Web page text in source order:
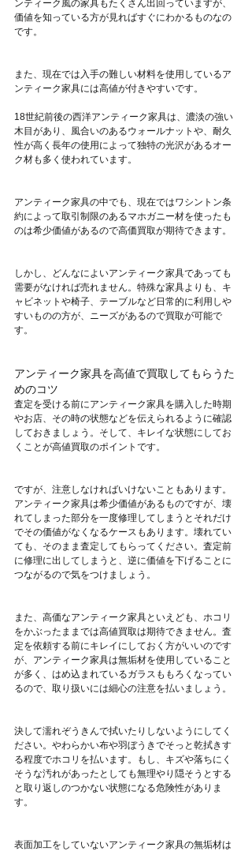
ンティーク風の家具もたくさん出回っていますが、
価値を知っている方が見ればすぐにわかるものなの
です。
また、現在では入手の難しい材料を使用しているア
ンティーク家具には高値が付きやすいです。
18世紀前後の西洋アンティーク家具は、濃淡の強い
木目があり、風合いのあるウォールナットや、耐久
性が高く長年の使用によって独特の光沢があるオー
ク材も多く使われています。
アンティーク家具の中でも、現在ではワシントン条
約によって取引制限のあるマホガニー材を使ったも
のは希少価値があるので高価買取が期待できます。
しかし、どんなによいアンティーク家具であっても
需要がなければ売れません。特殊な家具よりも、キ
ャビネットや椅子、テーブルなど日常的に利用しや
すいものの方が、ニーズがあるので買取が可能で
す。
アンティーク家具を高値で買取してもらうた
めのコツ
査定を受ける前にアンティーク家具を購入した時期
やお店、その時の状態などを伝えられるように確認
しておきましょう。そして、キレイな状態にしてお
くことが高値買取のポイントです。
ですが、注意しなければいけないこともあります。
アンティーク家具は希少価値があるものですが、壊
れてしまった部分を一度修理してしまうとそれだけ
でその価値がなくなるケースもあります。壊れてい
ても、そのまま査定してもらってください。査定前
に修理に出してしまうと、逆に価値を下げることに
つながるので気をつけましょう。
また、高価なアンティーク家具といえども、ホコリ
をかぶったままでは高値買取は期待できません。査
定を依頼する前にキレイにしておく方がいいのです
が、アンティーク家具は無垢材を使用していること
が多く、はめ込まれているガラスももろくなってい
るので、取り扱いには細心の注意を払いましょう。
決して濡れぞうきんで拭いたりしないようにしてく
ださい。やわらかい布や羽ぼうきでそっと乾拭きす
る程度でホコリを払います。もし、キズや落ちにく
そうな汚れがあったとしても無理やり隠そうとする
と取り返しのつかない状態になる危険性がありま
す。
表面加工をしていないアンティーク家具の無垢材は